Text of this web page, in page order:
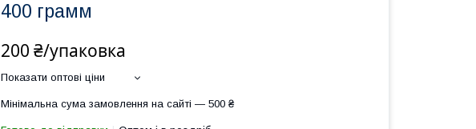
400 грамм
200 ₴/упаковка
Показати оптові ціни
Мінімальна сума замовлення на сайті — 500 ₴